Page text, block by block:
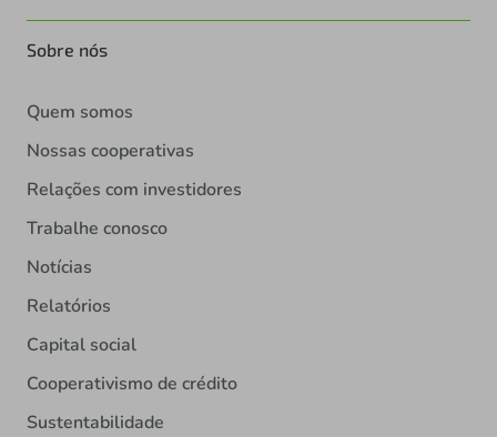
Sobre nós
Quem somos
Nossas cooperativas
Relações com investidores
Trabalhe conosco
Notícias
Relatórios
Capital social
Cooperativismo de crédito
Sustentabilidade